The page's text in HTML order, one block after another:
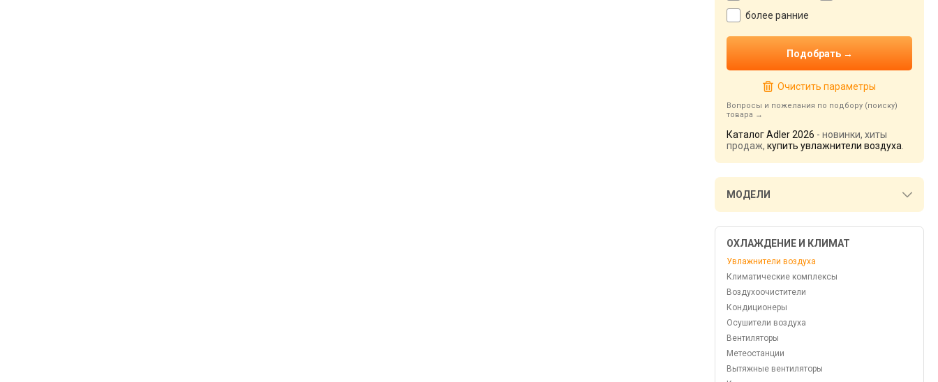
более ранние
Очистить параметры
Вопросы и пожелания по подбору (поиску)
товара
Каталог Adler 2026 - новинки, хиты
продаж, купить увлажнители воздуха
МОДЕЛИ
ОХЛАЖДЕНИЕ И КЛИМАТ
Увлажнители воздуха
Климатические комплексы
Воздухоочистители
Кондиционеры
Осушители воздуха
Вентиляторы
Метеостанции
Вытяжные вентиляторы